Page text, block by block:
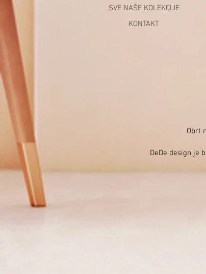
SVE NAŠE KOLEKCIJE
KONTAKT
Obrt
DeDe design je